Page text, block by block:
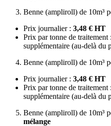
Benne (ampliroll) de 10m³
Prix journalier : 3,48 € HT
Prix par tonne de traitement :
supplémentaire (au-delà du
Benne (ampliroll) de 10m³
Prix journalier : 3,48 € HT
Prix par tonne de traitement :
supplémentaire (au-delà du
Benne (ampliroll) de 10m³
mélange